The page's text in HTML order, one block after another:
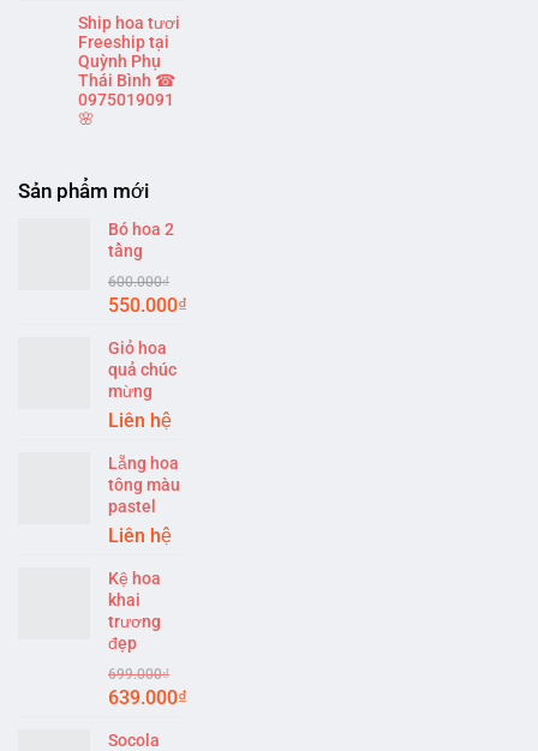
Ship hoa tươi
Freeship tại
Quỳnh Phụ
Thái Bình ☎
0975019091
🌸
Sản phẩm mới
Bó hoa 2
tầng
600.000₫
Original
was:
600.000₫.
550.000₫
Giỏ hoa
quả chúc
mừng
Liên hệ
Lẵng hoa
tông màu
pastel
Liên hệ
Kệ hoa
khai
trương
đẹp
699.000₫
Original
was:
639.000₫
Socola